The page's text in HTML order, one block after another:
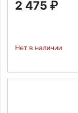
2 475 ₽
Нет в наличии